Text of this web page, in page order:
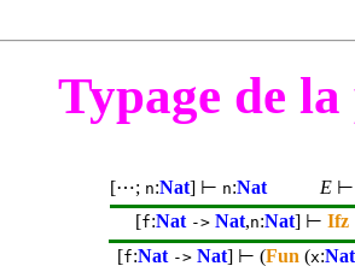
Typage de la
[⋯; n:Nat] ⊢ n:Nat E
[f:Nat -> Nat,n:Nat] ⊢ Ifz
[f:Nat -> Nat] ⊢ (Fun (x:Nat